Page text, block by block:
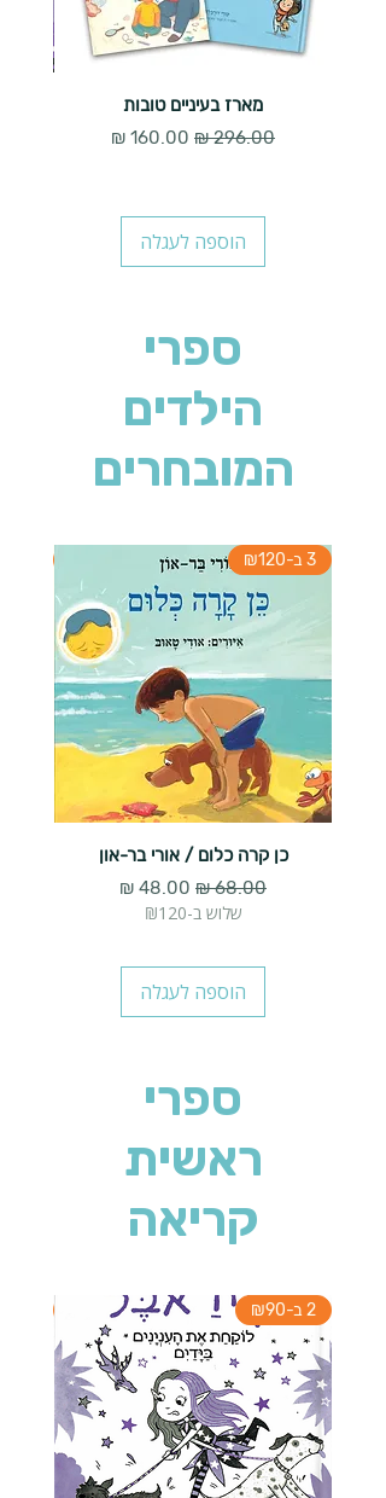
מארז בעיניים טובות
מחיר רגיל
מחיר מבצע
הוספה לעגלה
ספרי
הילדים
המובחרים
3 ב-₪120
כן קרה כלום / אורי בר-און
מחיר רגיל מחיר מבצע
שלוש ב-₪120
הוספה לעגלה
ספרי
ראשית
קריאה
2 ב-₪90